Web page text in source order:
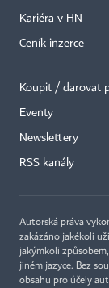
Kariéra v HN
Ceník inzerce
Koupit / darovat
Eventy
Newslettery
RSS kanály
Autorská práva
zakázáno jakékoli
jakýmkoli
jiném jazyce. Bez
obsahu pro účely